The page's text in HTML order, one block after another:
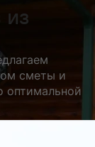
из
сметы и
оптимальной